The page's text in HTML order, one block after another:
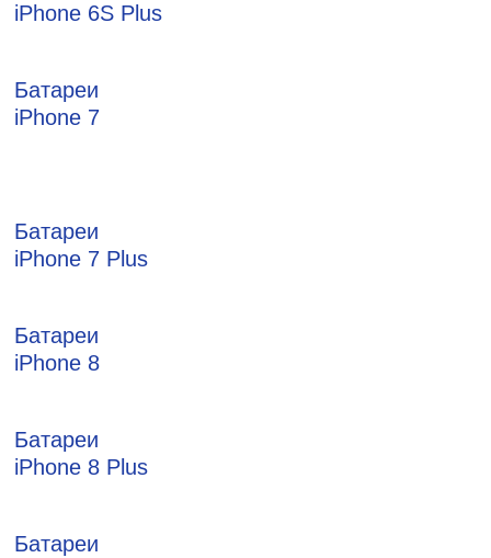
iPhone 6S Plus
Батареи
iPhone 7
Батареи
iPhone 7 Plus
Батареи
iPhone 8
Батареи
iPhone 8 Plus
Батареи